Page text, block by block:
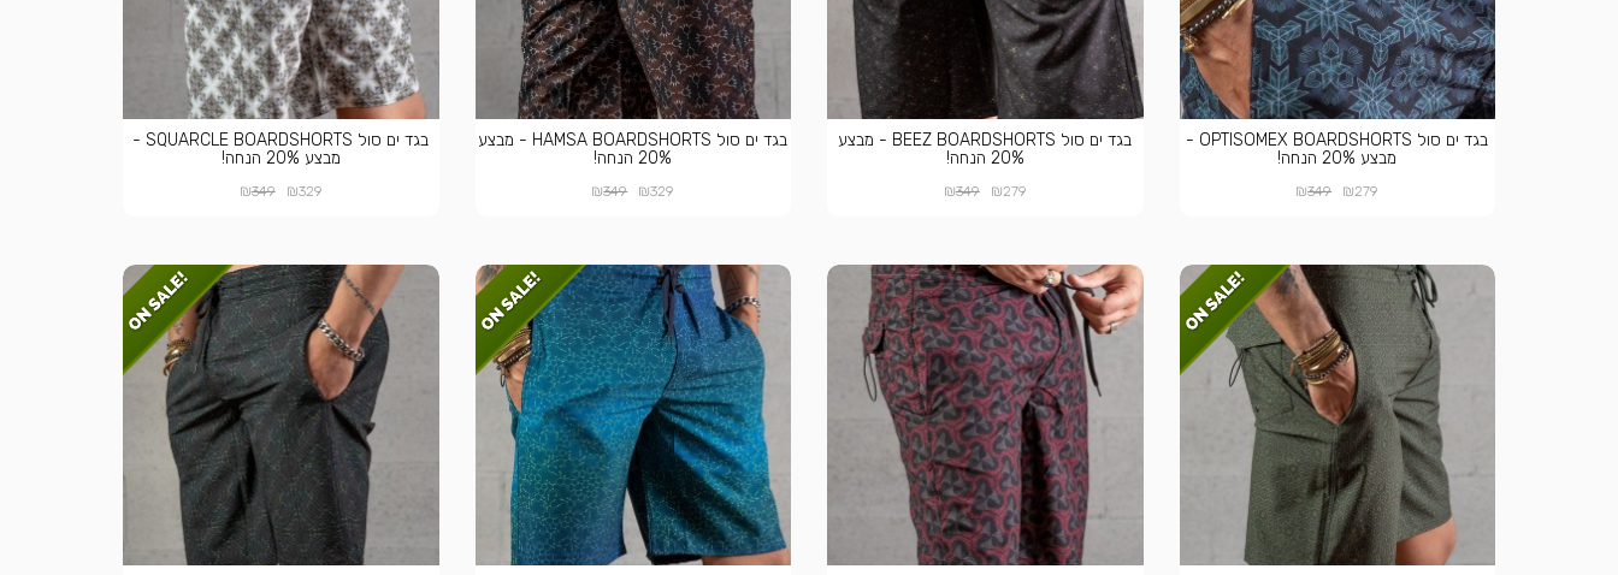
בגד ים סול OPTISOMEX BOARDSHORTS -
מבצע 20% הנחה!
₪279
₪349
בגד ים סול BEEZ BOARDSHORTS - מבצע
20% הנחה!
₪279
₪349
בגד ים סול HAMSA BOARDSHORTS - מבצע
20% הנחה!
₪329
₪349
בגד ים סול SQUARCLE BOARDSHORTS -
מבצע 20% הנחה!
₪329
₪349